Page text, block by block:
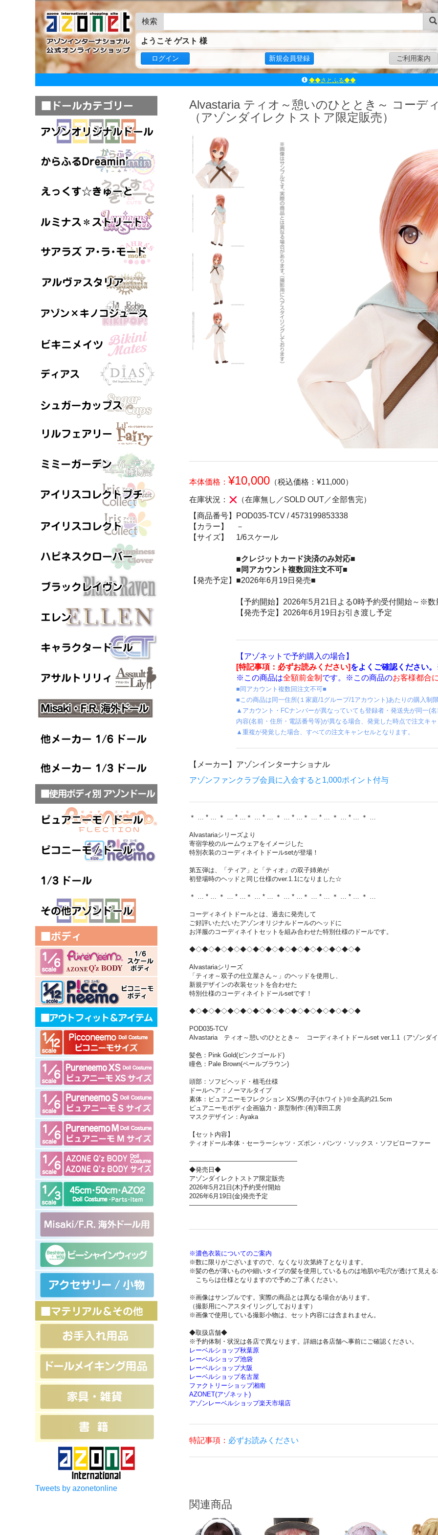
検索
ようこそ ゲスト 様
ログイン 新規会員登録 ご利用案内
ｱｿﾞﾝﾚｰﾍﾞﾙｼｮｯﾌﾟ楽天市場店
ｱｿﾞﾝｵﾝﾗｲﾝｼｮｯﾌﾟX
よくあるご質問（Q&A）
Tweets by azonetonline
Alvastaria ティオ～憩いのひととき～ コーデ
（アゾンダイレクトストア限定販売）
本体価格： ¥10,000 （税込価格：¥11,000）
在庫状況： （在庫無し／SOLD OUT／全部售完）
【商品番号】 POD035-TCV /4573199853338
【カラー】
－
【サイズ】
1/6スケール
■クレジットカード決済のみ対応■
■同アカウント複数回注文不可■
【発売予定】 ■2026年6月19日発売■
【予約開始】2026年5月21日よる0時予約受付開始～※数
【発売予定】2026年6月19日お引き渡し予定
【アゾネットで予約購入の場合】
[特記事項：必ずお読みください]をよくご確認ください。
※この商品は全額前金制 です。※この商品のお客様都合
■同アカウント複数回注文不可■
■この商品は同一住所(１家庭/1グループ/1アカウント)あたりの購入制
▲アカウント・FCナンバーが異なっていても登録者・発送先が同一(
内容(名前・住所・電話番号等)が異なる場合、発覚した時点で注文キャ
▲重複が発覚した場合、すべての注文キャンセルとなります。
【メーカー】 アゾンインターナショナル
アゾンファンクラブ会員に入会すると1,000ポイント付与
＊ … * … ＊ … * …＊ … * … ＊ … * …＊ … * … ＊ … * … ＊ …
Alvastariaシリーズより
寄宿学校のルームウェアをイメージした
特別衣装のコーディネイトドールsetが登場！
第五弾は、「ティア」と「ティオ」の双子姉弟が
初登場時のヘッドと同じ仕様のver.1.1になりました☆
＊ … * … ＊ … * …＊ … * … ＊ … * …＊ … * … ＊ … * … ＊ …
コーディネイトドールとは、過去に発売して
ご好評いただいたアゾンオリジナルドールのヘッドに
お洋服のコーディネイトセットを組み合わせた特別仕様のドールです。
◆◇◆◇◆◇◆◇◆◇◆◇◆◇◆◇◆◇◆◇◆◇◆◇◆◇◆
Alvastariaシリーズ
「ティオ～双子の仕立屋さん～」のヘッドを使用し、
新規デザインの衣装セットを合わせた
特別仕様のコーディネイトドールsetです！
◆◇◆◇◆◇◆◇◆◇◆◇◆◇◆◇◆◇◆◇◆◇◆◇◆◇◆
POD035-TCV
Alvastaria ティオ～憩いのひととき～ コーディネイトドールset ver.1.1（アゾンダイ
髪色：Pink Gold(ピンクゴールド)
瞳色：Pale Brown(ペールブラウン)
頭部：ソフビヘッド・植毛仕様
ドールヘア：ノーマルタイプ
素体：ピュアニーモフレクション XS/男の子(ホワイト)※全高約21.5cm
ピュアニーモボディ企画協力・原型制作:(有)澤田工房
マスクデザイン：Ayaka
【セット内容】
ティオドール本体・セーラーシャツ・ズボン・パンツ・ソックス・ソフビローファー
—————————————————
◆発売日◆
アゾンダイレクトストア限定販売
2026年5月21日(木)予約受付開始
2026年6月19日(金)発売予定
—————————————————
※濃色衣装についてのご案内
※数に限りがございますので、なくなり次第終了となります。
※髪の色が薄いものや細いタイプの髪を使用しているものは地肌や毛穴が透けて見える
こちらは仕様となりますので予めご了承ください。
※画像はサンプルです。実際の商品とは異なる場合があります。
（撮影用にヘアスタイリングしております）
※画像で使用している撮影小物は、セット内容には含まれません。
◆取扱店舗◆
※予約体制・状況は各店で異なります。詳細は各店舗へ事前にご確認ください。
レーベルショップ秋葉原
レーベルショップ池袋
レーベルショップ大阪
レーベルショップ名古屋
ファクトリーショップ湘南
AZONET(アゾネット)
アゾンレーベルショップ楽天市場店
特記事項： 必ずお読みください
関連商品